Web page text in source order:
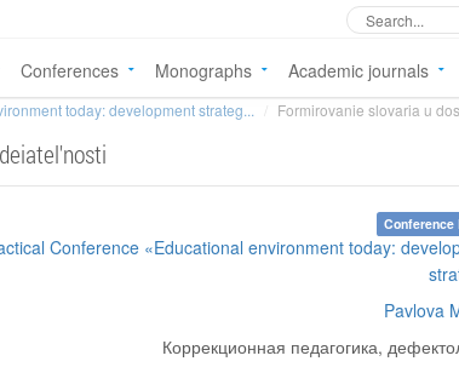
Conferences Monographs Academic journals
today: development strateg... Formirovanie slovaria u
Conference
Conference «Educational environment today:
Pavlova
Коррекционная педагогика,